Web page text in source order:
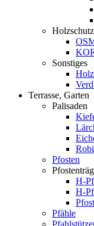
Holzschutz
Sonstiges
Terrasse, Garten
Palisaden
Pfosten
H-
H-
Pfähle